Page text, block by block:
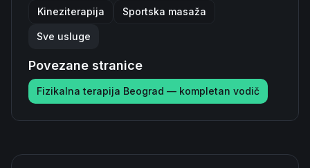
Kineziterapija Sportska masaža
Sve usluge
Povezane stranice
Fizikalna terapija Beograd — kompletan vodič